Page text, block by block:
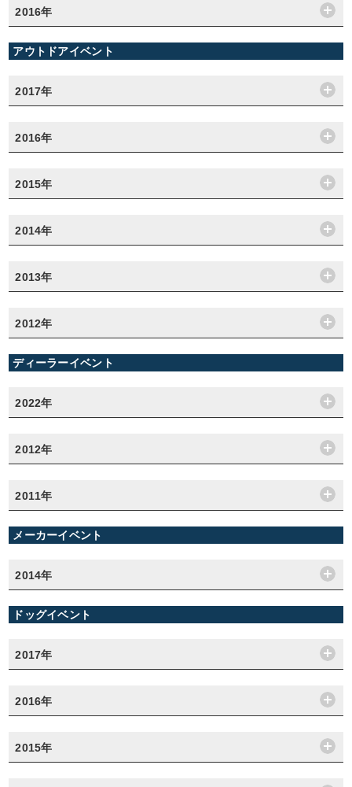
2016年
アウトドアイベント
2017年
2016年
2015年
2014年
2013年
2012年
ディーラーイベント
2022年
2012年
2011年
メーカーイベント
2014年
ドッグイベント
2017年
2016年
2015年